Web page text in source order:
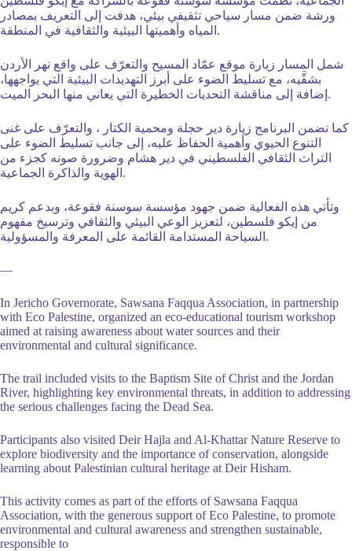
ورشة ضمن مسار سياحي تثقيفي بيئي، هدفت إلى التعريف بمصادر
المياه وأهميتها البيئية والثقافية في المنطقة.
شمل المسار زيارة موقع عمّاد المسيح والتعرّف على واقع نهر الأردن
بشقَّيه، مع تسليط الضوء على أبرز التهديدات البيئية التي يواجهها،
إضافة إلى مناقشة التحديات الخطيرة التي يعاني منها البحر الميت.
كما تضمن البرنامج زيارة دير حجلة ومحمية الكتار ، والتعرّف على غنى
التنوع الحيوي وأهمية الحفاظ عليه، إلى جانب تسليط الضوء على
التراث الثقافي الفلسطيني في دير هشام وضرورة صونه كجزء من
الهوية والذاكرة الجماعية.
وتأتي هذه الفعالية ضمن جهود مؤسسة سوسنة فقوعة، وبدعم كريم
من إيكو فلسطين، لتعزيز الوعي البيئي والثقافي وترسيخ مفهوم
السياحة المستدامة القائمة على المعرفة والمسؤولية.
—
In Jericho Governorate, Sawsana Faqqua Association, in partnership
with Eco Palestine, organized an eco-educational tourism workshop
aimed at raising awareness about water sources and their
environmental and cultural significance.
The trail included visits to the Baptism Site of Christ and the Jordan
River, highlighting key environmental threats, in addition to addressing
the serious challenges facing the Dead Sea.
Participants also visited Deir Hajla and Al-Khattar Nature Reserve to
explore biodiversity and the importance of conservation, alongside
learning about Palestinian cultural heritage at Deir Hisham.
This activity comes as part of the efforts of Sawsana Faqqua
Association, with the generous support of Eco Palestine, to promote
environmental and cultural awareness and strengthen sustainable,
responsible to